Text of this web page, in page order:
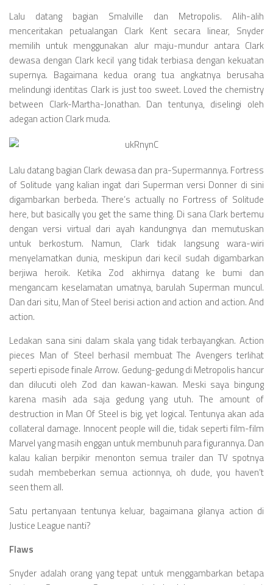
Lalu datang bagian Smalville dan Metropolis. Alih-alih
menceritakan petualangan Clark Kent secara linear, Snyder
memilih untuk menggunakan alur maju-mundur antara Clark
dewasa dengan Clark kecil yang tidak terbiasa dengan kekuatan
supernya. Bagaimana kedua orang tua angkatnya berusaha
melindungi identitas Clark is just too sweet. Loved the chemistry
between Clark-Martha-Jonathan. Dan tentunya, diselingi oleh
adegan action Clark muda.
Lalu datang bagian Clark dewasa dan pra-Supermannya. Fortress
of Solitude yang kalian ingat dari Superman versi Donner di sini
digambarkan berbeda. There’s actually no Fortress of Solitude
here, but basically you get the same thing. Di sana Clark bertemu
dengan versi virtual dari ayah kandungnya dan memutuskan
untuk berkostum. Namun, Clark tidak langsung wara-wiri
menyelamatkan dunia, meskipun dari kecil sudah digambarkan
berjiwa heroik. Ketika Zod akhirnya datang ke bumi dan
mengancam keselamatan umatnya, barulah Superman muncul.
Dan dari situ, Man of Steel berisi action and action and action. And
action.
Ledakan sana sini dalam skala yang tidak terbayangkan. Action
pieces Man of Steel berhasil membuat The Avengers terlihat
seperti episode finale Arrow. Gedung-gedung di Metropolis hancur
dan dilucuti oleh Zod dan kawan-kawan. Meski saya bingung
karena masih ada saja gedung yang utuh. The amount of
destruction in Man Of Steel is big, yet logical. Tentunya akan ada
collateral damage. Innocent people will die, tidak seperti film-film
Marvel yang masih enggan untuk membunuh para figurannya. Dan
kalau kalian berpikir menonton semua trailer dan TV spotnya
sudah membeberkan semua actionnya, oh dude, you haven’t
seen them all.
Satu pertanyaan tentunya keluar, bagaimana gilanya action di
Justice League nanti?
Flaws
Snyder adalah orang yang tepat untuk menggambarkan betapa